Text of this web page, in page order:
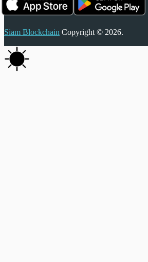
Siam Blockchain Copyright © 2026.